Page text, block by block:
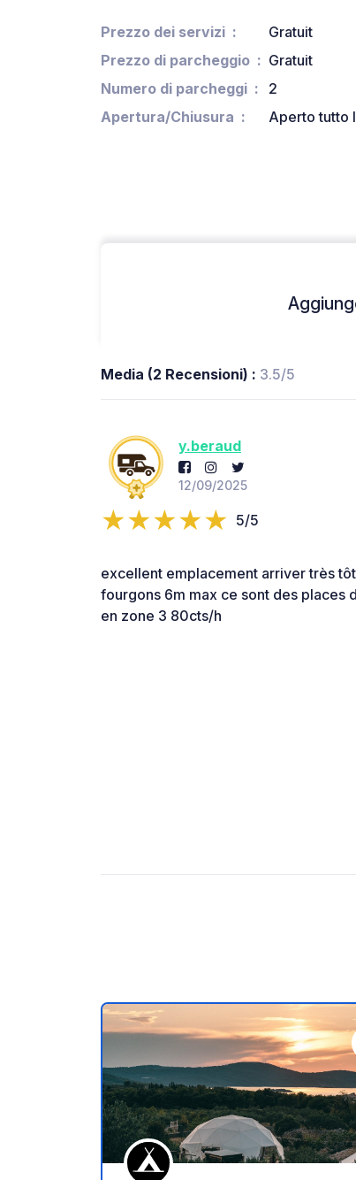
Prezzo dei servizi
Gratuit
Prezzo di parcheggio
Gratuit
Numero di parcheggi
2
Apertura/Chiusura
Aperto tutto
Media (2 Recensioni) : 3.5/5
y.beraud
12/09/2025
5/5
excellent emplacement arriver très
fourgons 6m max ce sont des places
en zone 3 80cts/h